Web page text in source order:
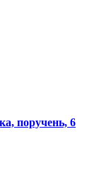
поручень, 6